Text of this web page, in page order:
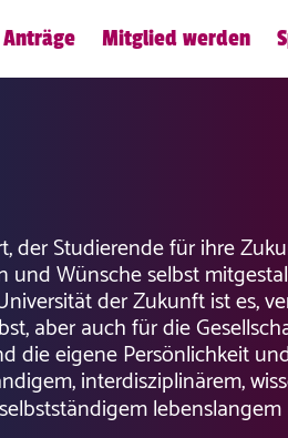
Anträge Mitglied werden
Studierende für ihre
Wünsche selbst
der Zukunft ist es,
aber auch für die
die eigene Persönlichkeit
interdisziplinärem,
lebenslangem